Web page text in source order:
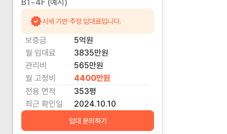
B1~4F (예시)
시세 기반 추정 임대료입니다.
보증금 5억원
월 임대료
3835만원
관리비
565만원
월 고정비
4400만원
전용 면적
353평
최근 확인일
2024.10.10
임대 문의하기